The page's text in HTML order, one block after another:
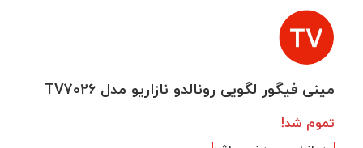
مینی فیگور لگویی رونالدو نازاریو مدل TV7026
تموم شد!